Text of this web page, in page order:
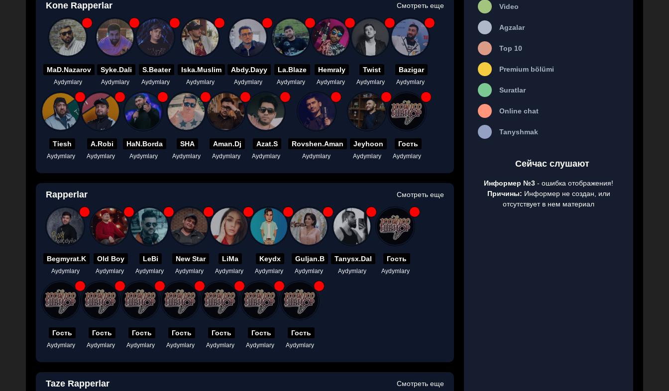
Kone Rapperlar Смотреть еще
MaD.Nazarov
Aydymlary
Syke.Dali
Aydymlary
S.Beater
Aydymlary
Iska.Muslim
Aydymlary
Abdy.Dayy
Aydymlary
La.Blaze
Aydymlary
Hemraly
Aydymlary
Twist
Aydymlary
Bazigar
Aydymlary
Tiesh
Aydymlary
A.Robi
Aydymlary
HaN.Borda
Aydymlary
SHA
Aydymlary
Aman.Dj
Aydymlary
Azat.S
Aydymlary
Rovshen.Aman
Aydymlary
Jeyhoon
Aydymlary
Гость
Aydymlary
Rapperlar Смотреть еще
Begmyrat.K
Aydymlary
Old Boy
Aydymlary
LeBi
Aydymlary
New Star
Aydymlary
LiMa
Aydymlary
Keydx
Aydymlary
Guljan.B
Aydymlary
Tanysx.Dal
Aydymlary
Гость
Aydymlary
Гость
Aydymlary
Гость
Aydymlary
Гость
Aydymlary
Гость
Aydymlary
Гость
Aydymlary
Гость
Aydymlary
Гость
Aydymlary
Taze Rapperlar Смотреть еще
Video
Agzalar
Top 10
Premium bölümi
Suratlar
Online chat
Tanyshmak
Сейчас слушают
Информер №3 - ошибка отображения!
Причины: Информер не создан, или
отсутствует в нем материал